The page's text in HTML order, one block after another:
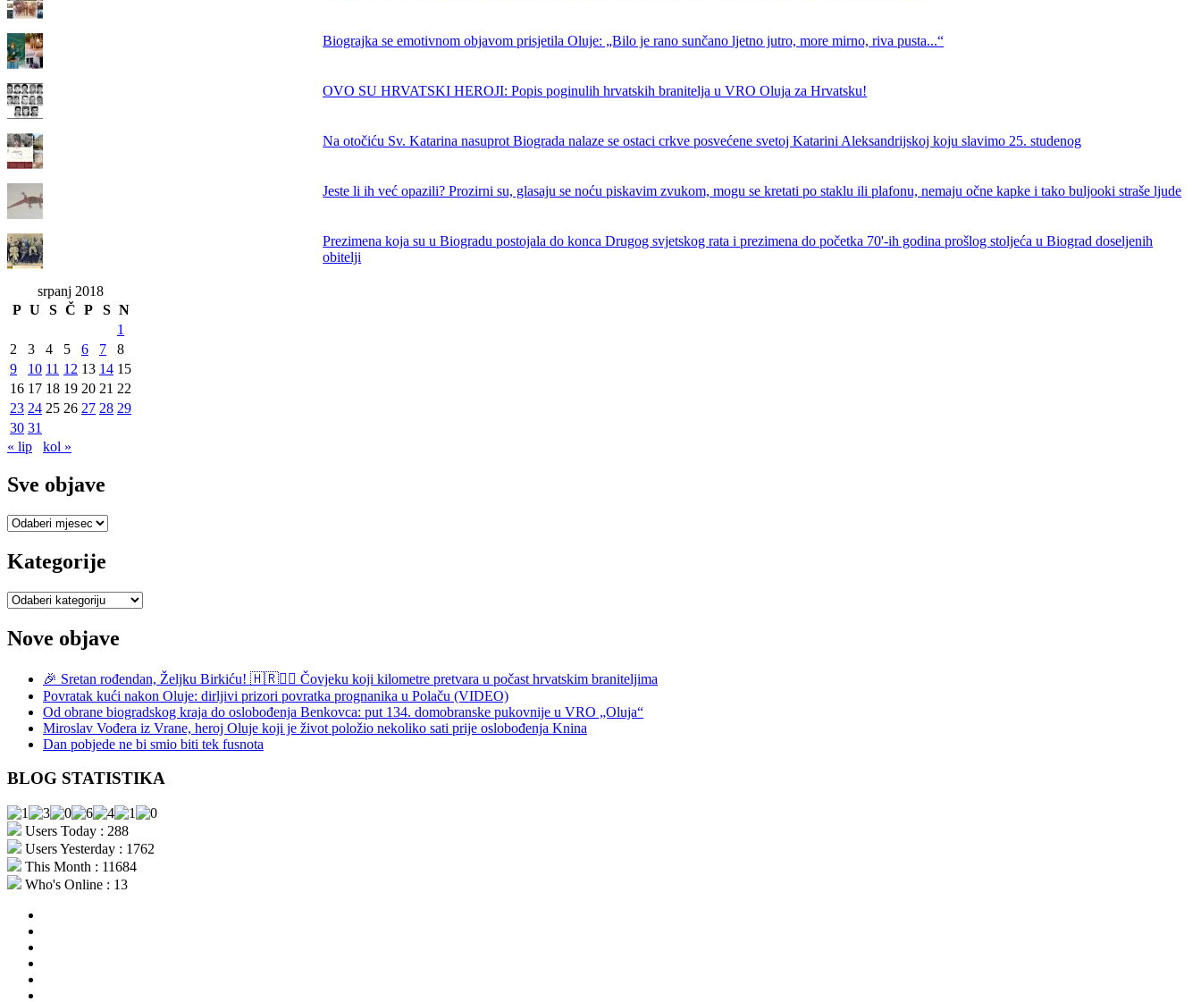
Biograjka se emotivnom objavom prisjetila Oluje: „Bilo je rano sunčano ljetno jutro, more mirno, riva pusta...“
OVO SU HRVATSKI HEROJI: Popis poginulih hrvatskih branitelja u VRO Oluja za Hrvatsku!
Na otočiću Sv. Katarina nasuprot Biograda nalaze se ostaci crkve posvećene svetoj Katarini Aleksandrijskoj koju slavimo 25. studenog
Jeste li ih već opazili? Prozirni su, glasaju se noću piskavim zvukom, mogu se kretati po staklu ili plafonu, nemaju očne kapke i tako buljooki straše ljude
Prezimena koja su u Biogradu postojala do konca Drugog svjetskog rata i prezimena do početka 70'-ih godina prošlog stoljeća u Biograd doseljenih
obitelji
srpanj 2018
P U S Č P S N
1
2
3 4 5 6 7
8
9
10 11 12 13 14 15
16 17 18 19 20 21 22
23 24 25 26 27 28 29
30 31
« lip
kol »
Sve objave
Sve
Kategorije
Kategorije
Nove objave
🎉 Sretan rođendan, Željku Birkiću! 🇭🇷🏃‍♂️ Čovjeku koji kilometre pretvara u počast hrvatskim braniteljima
Povratak kući nakon Oluje: dirljivi prizori povratka prognanika u Polaču (VIDEO)
Od obrane biogradskog kraja do oslobođenja Benkovca: put 134. domobranske pukovnije u VRO „Oluja“
Miroslav Vođera iz Vrane, heroj Oluje koji je život položio nekoliko sati prije oslobođenja Knina
Dan pobjede ne bi smio biti tek fusnota
BLOG STATISTIKA
Users Today : 288
Users Yesterday : 1762
This Month : 11684
Who's Online : 13